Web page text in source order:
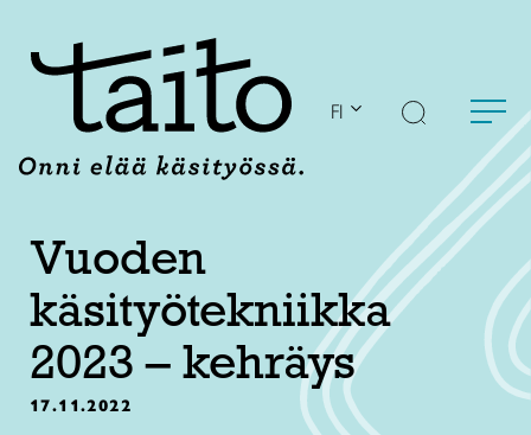
FI
Vuoden
käsityötekniikka
2023 – kehräys
17.11.2022